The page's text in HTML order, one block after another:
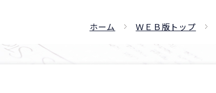
ホーム ＷＥＢ版トップ